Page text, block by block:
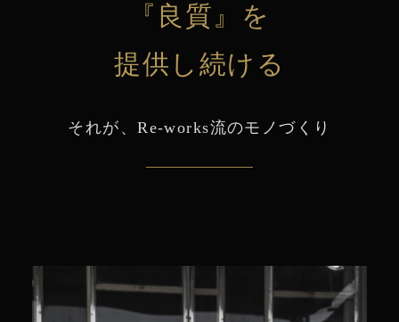
『良質』を
提供し続ける
それが、Re-works流のモノづくり